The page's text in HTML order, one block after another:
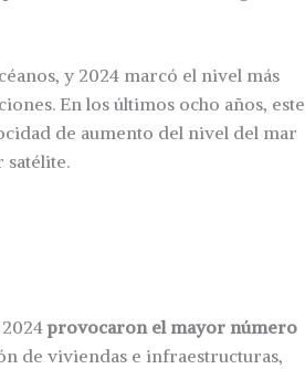
y 2024 marcó el nivel más
En los últimos ocho años, este
de aumento del nivel del mar
satélite.
provocaron el mayor número
de viviendas e infraestructuras,